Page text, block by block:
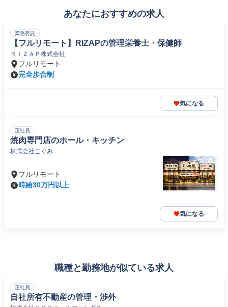
あなたにおすすめの求人
業務委託
【フルリモート】RIZAPの管理栄養士・保健師
ＲＩＺＡＰ株式会社
フルリモート
完全歩合制
気になる
正社員
焼肉専門店のホール・キッチン
株式会社こぐみ
フルリモート
時給30万円以上
気になる
職種と勤務地が似ている求人
正社員
自社所有不動産の管理・渉外